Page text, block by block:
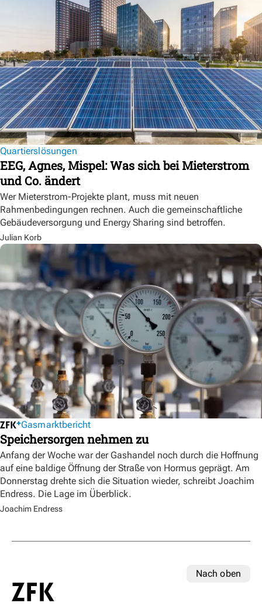
Quartierslösungen
EEG, Agnes, Mispel: Was sich bei Mieterstrom
und Co. ändert
Wer Mieterstrom-Projekte plant, muss mit neuen
Rahmenbedingungen rechnen. Auch die gemeinschaftliche
Gebäudeversorgung und Energy Sharing sind betroffen.
Julian Korb
Gasmarktbericht
Speichersorgen nehmen zu
Anfang der Woche war der Gashandel noch durch die Hoffnung
auf eine baldige Öffnung der Straße von Hormus geprägt. Am
Donnerstag drehte sich die Situation wieder, schreibt Joachim
Endress. Die Lage im Überblick.
Joachim Endress
Nach oben